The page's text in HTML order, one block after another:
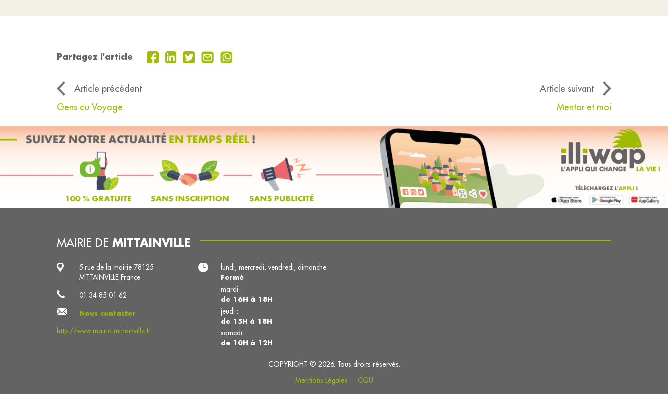
Partagez l'article
Article précédent
Article suivant
Gens du Voyage
Mentor et moi
MAIRIE DE MITTAINVILLE
5 rue de la mairie 78125
MITTAINVILLE France
01 34 85 01 62
Nous contacter
http://www.mairie-mittainville.fr
lundi, mercredi, vendredi, dimanche :
Fermé
mardi :
de 16H à 18H
jeudi :
de 15H à 18H
samedi :
de 10H à 12H
COPYRIGHT © 2026. Tous droits réservés.
Mentions Légales
CGU